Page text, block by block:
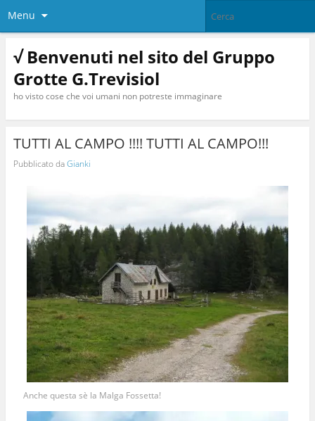
Menu
√ Benvenuti nel sito del Gruppo
Grotte G.Trevisiol
ho visto cose che voi umani non potreste immaginare
TUTTI AL CAMPO !!!! TUTTI AL CAMPO!!!
Pubblicato daGianki
Anche questa sè la Malga Fossetta!